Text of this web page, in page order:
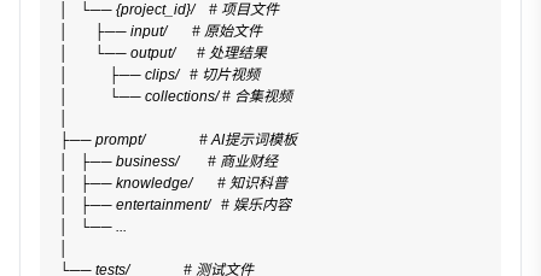
│   └── {project_id}/    # 项目文件
│       ├── input/       # 原始文件
│       └── output/      # 处理结果
│           ├── clips/   # 切片视频
│           └── collections/ # 合集视频
├── prompt/               # AI提示词模板
│   ├── business/        # 商业财经
│   ├── knowledge/       # 知识科普
│   ├── entertainment/   # 娱乐内容
│   └── ...
└── tests/               # 测试文件